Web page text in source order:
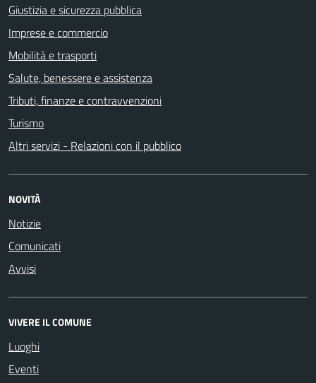
Giustizia e sicurezza pubblica
Imprese e commercio
Mobilità e trasporti
Salute, benessere e assistenza
Tributi, finanze e contravvenzioni
Turismo
Altri servizi - Relazioni con il pubblico
NOVITÀ
Notizie
Comunicati
Avvisi
VIVERE IL COMUNE
Luoghi
Eventi